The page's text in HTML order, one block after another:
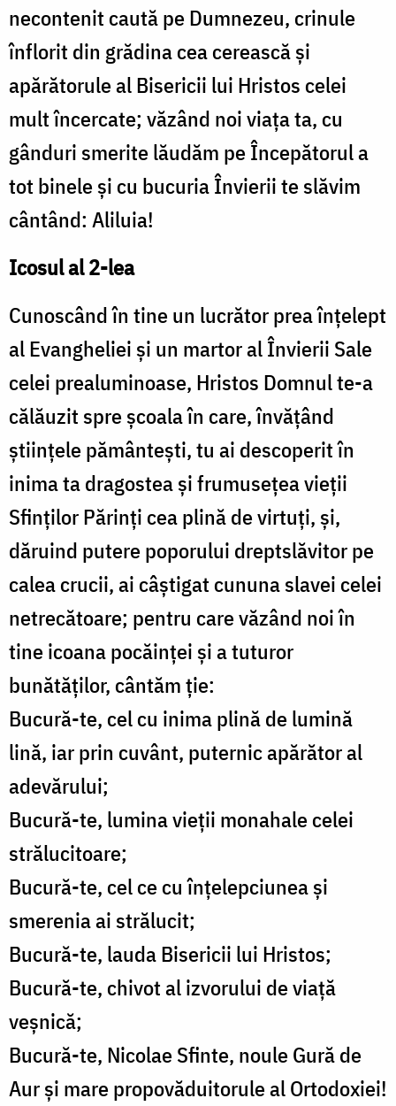
necontenit caută pe Dumnezeu, crinule
înflorit din grădina cea cerească şi
apărătorule al Bisericii lui Hristos celei
mult încercate; văzând noi viaţa ta, cu
gânduri smerite lăudăm pe Începătorul a
tot binele şi cu bucuria Învierii te slăvim
cântând: Aliluia!
Icosul al 2-lea
Cunoscând în tine un lucrător prea înţelept
al Evangheliei şi un martor al Învierii Sale
celei prealuminoase, Hristos Domnul te-a
călăuzit spre şcoala în care, învăţând
ştiinţele pământeşti, tu ai descoperit în
inima ta dragostea şi frumuseţea vieţii
Sfinţilor Părinţi cea plină de virtuţi, şi,
dăruind putere poporului dreptslăvitor pe
calea crucii, ai câştigat cununa slavei celei
netrecătoare; pentru care văzând noi în
tine icoana pocăinţei şi a tuturor
bunătăţilor, cântăm ţie:
Bucură-te, cel cu inima plină de lumină
lină, iar prin cuvânt, puternic apărător al
adevărului;
Bucură-te, lumina vieţii monahale celei
strălucitoare;
Bucură-te, cel ce cu înţelepciunea şi
smerenia ai strălucit;
Bucură-te, lauda Bisericii lui Hristos;
Bucură-te, chivot al izvorului de viaţă
veşnică;
Bucură-te, Nicolae Sfinte, noule Gură de
Aur şi mare propovăduitorule al Ortodoxiei!